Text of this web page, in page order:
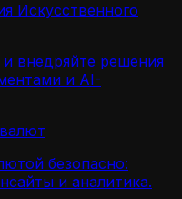
Искусственного
внедряйте решения
и AI-
безопасно:
и аналитика.